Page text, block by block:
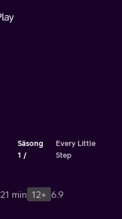
Säsong
1
Every Little
Step
21 min 12+ 6.9